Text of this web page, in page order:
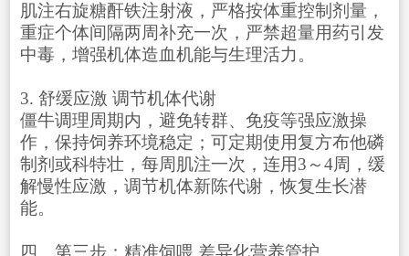
肌注右旋糖酐铁注射液，严格按体重控制剂量，
重症个体间隔两周补充一次，严禁超量用药引发
中毒，增强机体造血机能与生理活力。
3. 舒缓应激 调节机体代谢
僵牛调理周期内，避免转群、免疫等强应激操
作，保持饲养环境稳定；可定期使用复方布他磷
制剂或科特壮，每周肌注一次，连用3～4周，缓
解慢性应激，调节机体新陈代谢，恢复生长潜
能。
四、第三步：精准饲喂 差异化营养管护